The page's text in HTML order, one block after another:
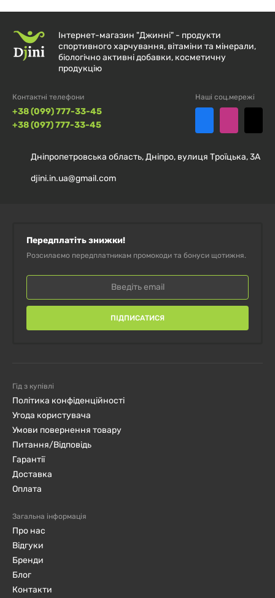
Лактаза для травлення Lactase Digest
Source Naturals 30 мг 180 капсул
Надсилання замовлень відбувається
протягом 2-х робочих днів після
погодження оплати
Оплата доставки здійснюється покупцем
при отриманні замовлення.
Digestive Enzymes, Life Extension, 60
вегетаріанських капсул
протеолітичними ферментами Defense
Enzymedica, 60 капсул
панкреатин) Multi Enzyme Thorne, 180
капсул
Добавка для перетравлення молочних
продуктів Lacto Enzymedica, 30 капсул
Інтернет-магазин "Джинні" - продукти
спортивного харчування, вітаміни та мінерали,
біологічно активні добавки, косметичну
продукцію
Контактні телефони
+38 (099) 777-33-45
+38 (097) 777-33-45
Наші соц.мережі
Дніпропетровська область, Дніпро, вулиця Троїцька, 3А
djini.in.ua@gmail.com
Передплатіть знижки!
Розсилаємо передплатникам промокоди та бонуси щотижня.
ПІДПИСАТИСЯ
Гід з купівлі
Політика конфіденційності
Угода користувача
Умови повернення товару
Питання/Відповідь
Гарантії
Доставка
Оплата
Загальна інформація
Про нас
Відгуки
Бренди
Блог
Контакти